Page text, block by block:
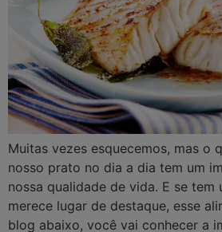
Muitas vezes esquecemos, mas o
nosso prato no dia a dia tem um
nossa qualidade de vida. E se tem
merece lugar de destaque, esse
blog abaixo, você vai conhecer a